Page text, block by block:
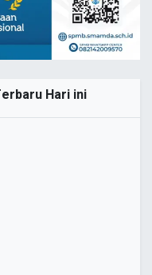
Hari ini